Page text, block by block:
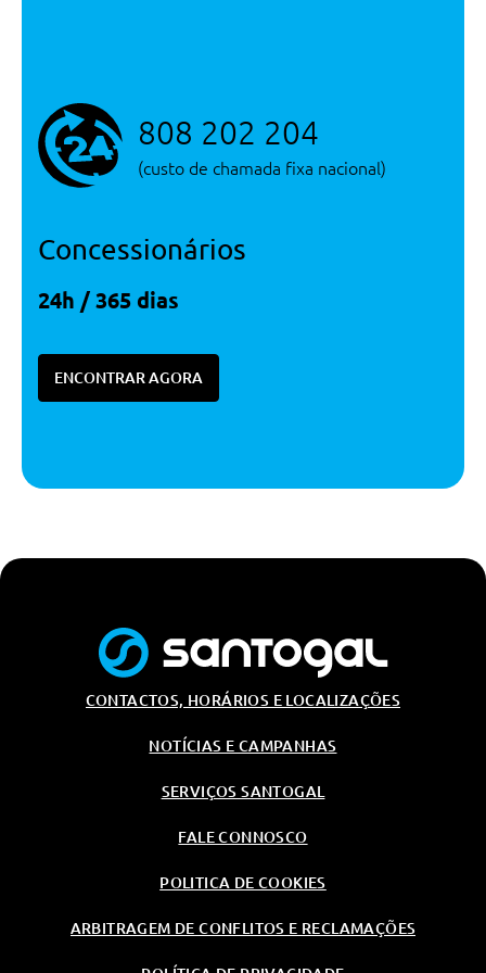
808 202 204
(custo de chamada fixa nacional)
Concessionários
24h / 365 dias
ENCONTRAR AGORA
CONTACTOS, HORÁRIOS E LOCALIZAÇÕES
NOTÍCIAS E CAMPANHAS
SERVIÇOS SANTOGAL
FALE CONNOSCO
POLITICA DE COOKIES
ARBITRAGEM DE CONFLITOS E RECLAMAÇÕES